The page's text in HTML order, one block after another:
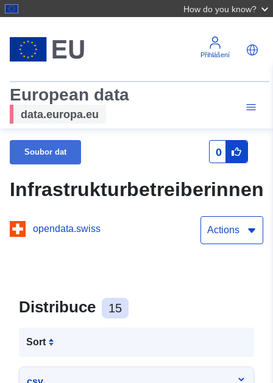
How do you know?
Přihlášení
European data
data.europa.eu
Soubor dat 0
Infrastrukturbetreiberinnen
opendata.swiss Actions
Distribuce 15
Sort